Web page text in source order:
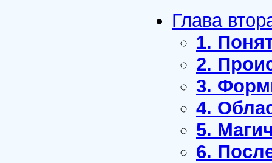
Глава
1.
2.
3.
4.
5.
6.